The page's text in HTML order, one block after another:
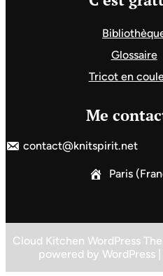
Glossaire
Tricot en
Me
contact@knitspirit.net
Paris
Cloud Kitchen WordPress
powered by WordPress|